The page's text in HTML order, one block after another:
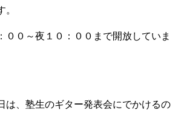
００～夜１０：００まで開放していま
は、塾生のギター発表会にでかけるの